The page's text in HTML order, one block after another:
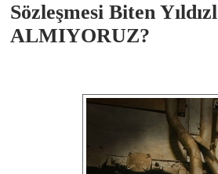
Sözleşmesi Biten
ALMIYORUZ?